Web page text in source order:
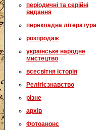
періодичні та серійні
видання
перекладна література
розпродаж
українське народне
мистецтво
всесвітня історія
Релігієзнавство
різне
архів
Фотоанонс